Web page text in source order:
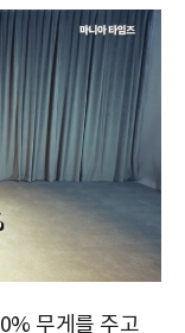
무게를 주고